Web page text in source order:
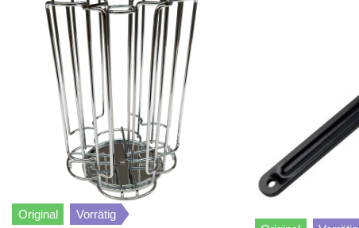
TES50321RW/12
TES50358DE/12
TES80359DE/08
TES50358DE/11
Bosch
Original Vorrätig